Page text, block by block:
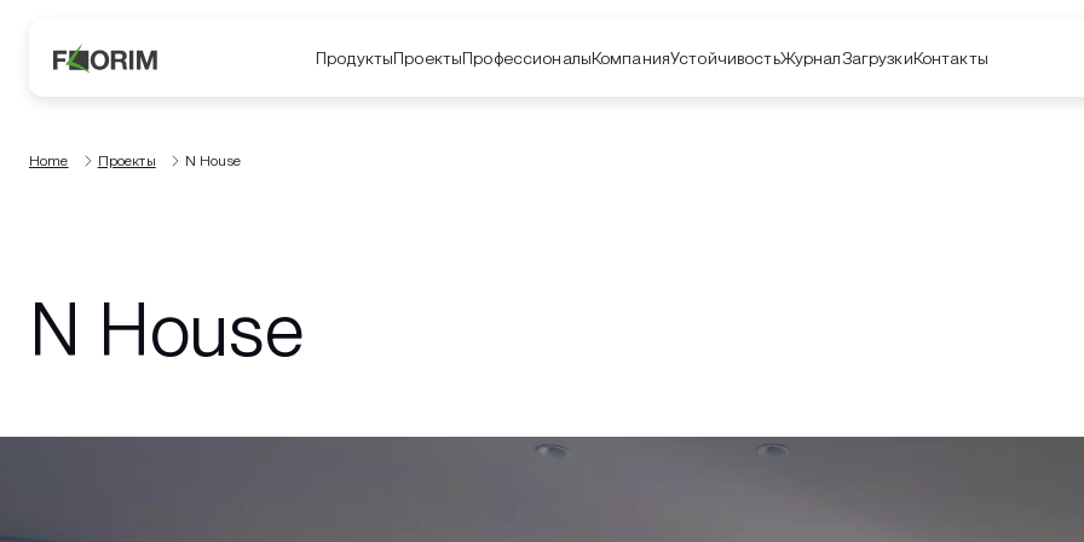
ПродуктыПроектыПрофессионалыКомпанияУстойчивостьЖурналЗагрузкиКонтакты
Home Проекты N House
N House